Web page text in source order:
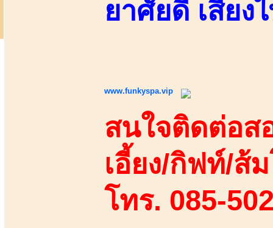
ยาศัยดี เสียง
www.funkyspa.vip
สนใจติดต่อส
เอี้ยง/กิฟท์/ส้
โทร. 085-